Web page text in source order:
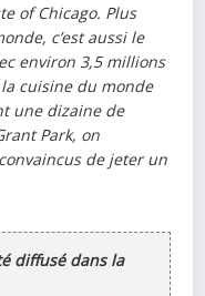
of Chicago. Plus
c’est aussi le
environ 3,5 millions
cuisine du monde
une dizaine de
Park, on
de jeter un
diffusé dans la